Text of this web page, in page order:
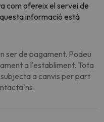
com ofereix el servei de
informació està
ser de pagament. Podeu
a l'establiment. Tota
a canvis per part